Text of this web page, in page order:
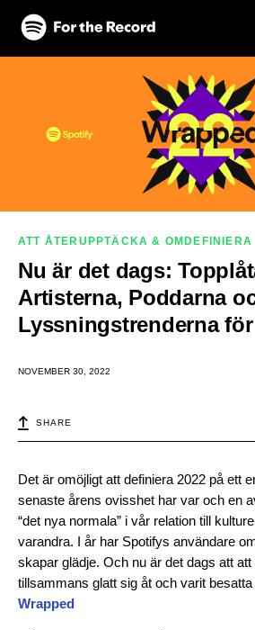
Skip to main content
Skip to footer
ATT ÅTERUPPTÄCKA & OMDEFINIERA
Nu är det dags:
Artisterna, Poddarna
Lyssningstrenderna för
NOVEMBER 30, 2022
SHARE
Det är omöjligt att definiera 2022 på ett
senaste årens ovisshet har var och en
“det nya normala” i vår relation till
varandra. I år har Spotifys användare
skapar glädje. Och nu är det dags att
tillsammans glatt sig åt och varit
Wrapped